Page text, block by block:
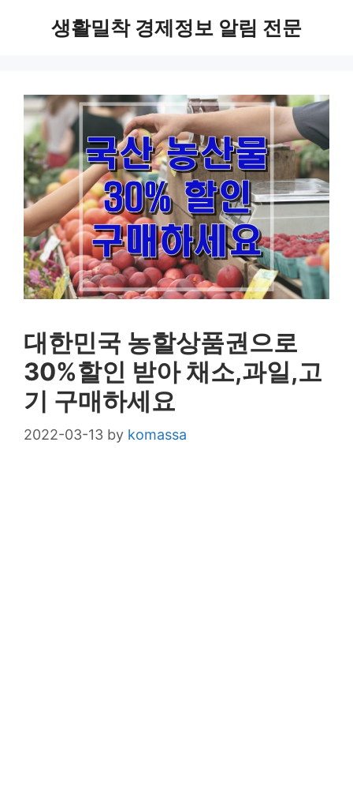
생활밀착 경제정보 알림 전문
대한민국 농할상품권으로
30%할인 받아 채소,과일,고
기 구매하세요
2022-03-13 by komassa